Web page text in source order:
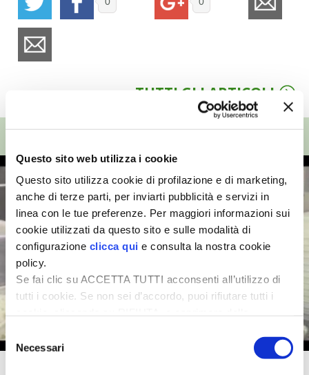
Questo sito web utilizza i cookie
Questo sito utilizza cookie di profilazione e di marketing,
anche di terze parti, per inviarti pubblicità e servizi in
linea con le tue preferenze. Per maggiori informazioni sui
cookie utilizzati da questo sito e sulle modalità di
configurazione clicca qui e consulta la nostra cookie
policy.
Se fai clic su ACCETTA TUTTI acconsenti all’utilizzo di
tutti i cookie. Se non sei d’accordo, puoi rifiutare tutti i
desideri accettare e cliccando ACCETTA SELEZIONATI.
Selezione
delNecessari
VITA IN CAMPAGNA LA FIERA
NATURALMENTE
I PARTNER DI VITA IN CAMPAGNA
RASIKAL
BIOGENTS
TUTTI GLI ARTICOLI
TOP VIDEO